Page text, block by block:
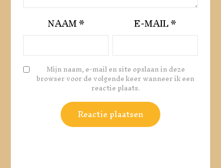
NAAM* E-MAIL*
Mijn naam, e-mail en site opslaan in deze
browser voor de volgende keer wanneer ik een
reactie plaats.